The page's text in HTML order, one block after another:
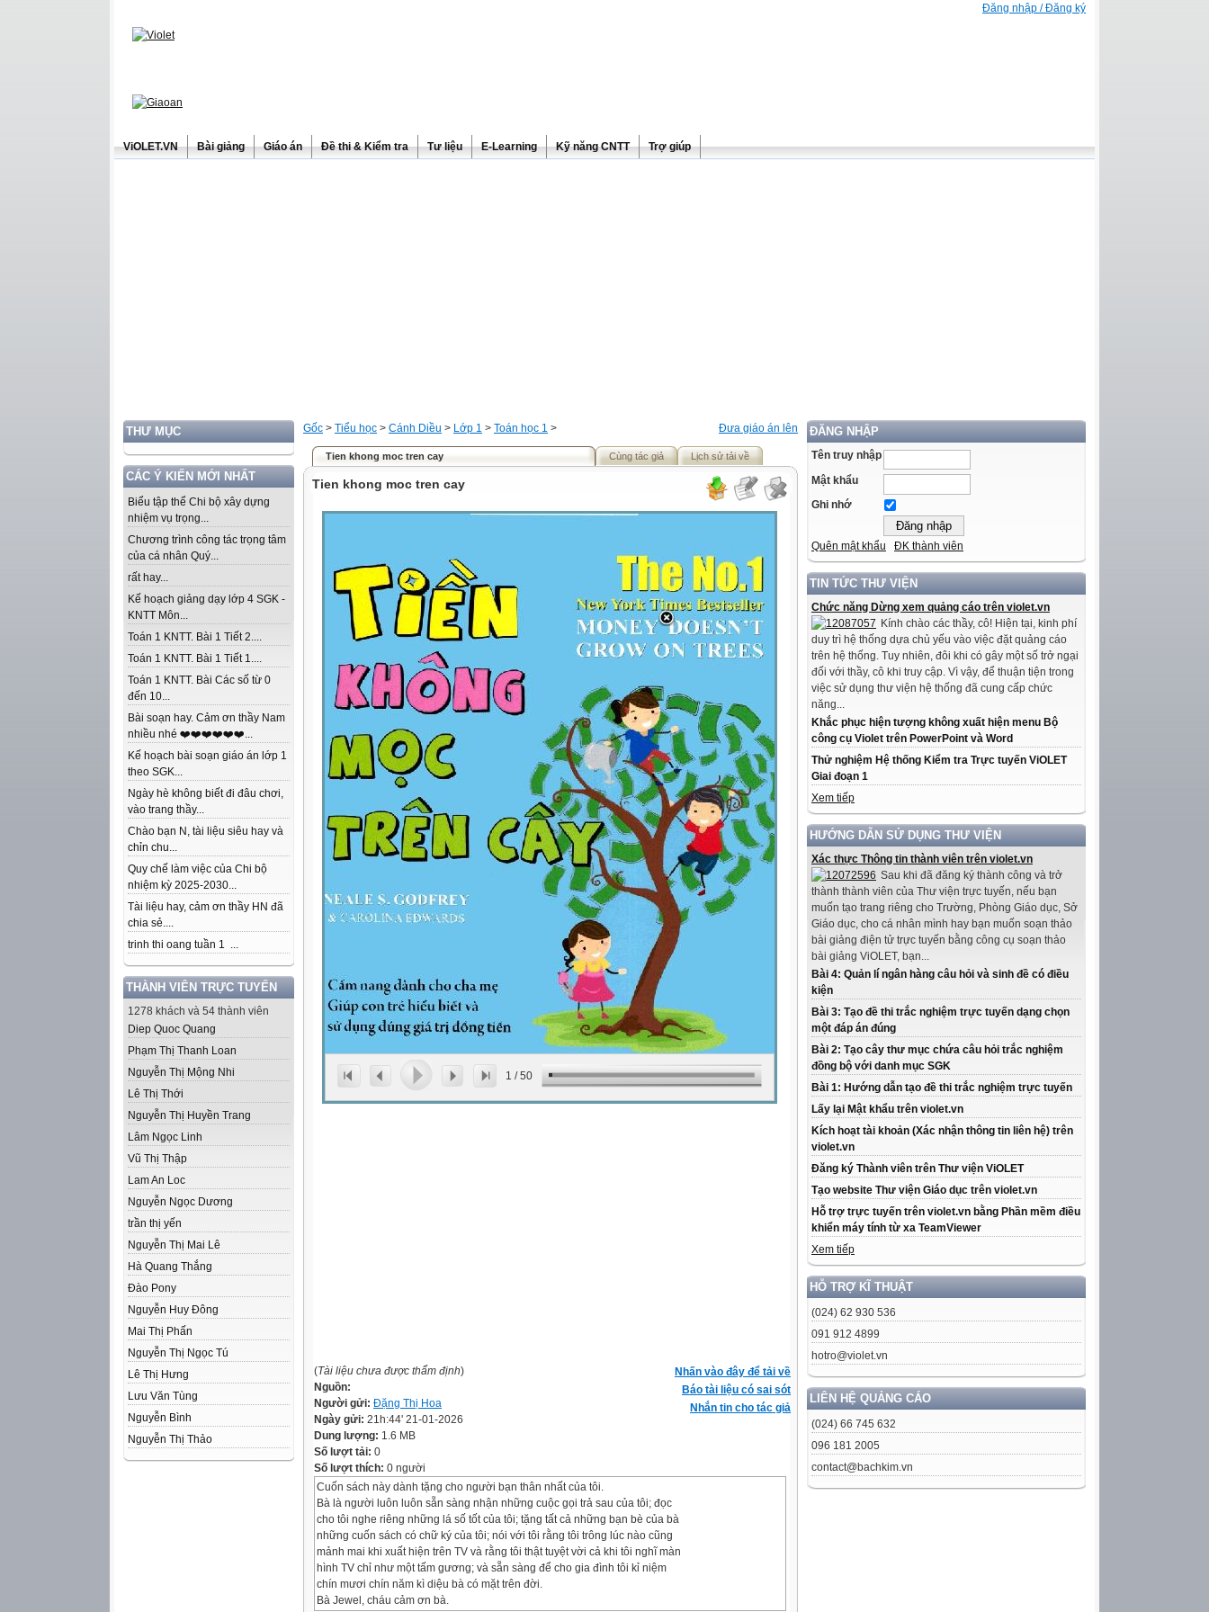
Đăng nhập / Đăng ký
ViOLET.VN Bài giảng Giáo án Đề thi & Kiểm tra Tư liệu E-Learning Kỹ năng CNTT Trợ giúp
THƯ MỤC
CÁC Ý KIẾN MỚI NHẤT
Biểu tập thể Chi bộ xây dựng
nhiệm vụ trọng...
Chương trình công tác trọng tâm
của cá nhân Quý...
rất hay...
Kế hoạch giảng dạy lớp 4 SGK -
KNTT Môn...
Toán 1 KNTT. Bài 1 Tiết 2....
Toán 1 KNTT. Bài 1 Tiết 1....
Toán 1 KNTT. Bài Các số từ 0
đến 10...
Bài soạn hay. Cảm ơn thầy Nam
nhiều nhé ❤️❤️❤️❤️❤️❤️...
Kế hoạch bài soạn giáo án lớp 1
theo SGK...
Ngày hè không biết đi đâu chơi,
vào trang thầy...
Chào bạn N, tài liệu siêu hay và
chỉn chu...
Quy chế làm việc của Chi bộ
nhiệm kỳ 2025-2030...
Tài liệu hay, cảm ơn thầy HN đã
chia sẻ....
trinh thi oang tuần 1 ...
THÀNH VIÊN TRỰC TUYẾN
1278 khách và 54 thành viên
Diep Quoc Quang
Phạm Thị Thanh Loan
Nguyễn Thị Mộng Nhi
Lê Thị Thới
Nguyễn Thị Huyền Trang
Lâm Ngọc Linh
Vũ Thị Thập
Lam An Loc
Nguyễn Ngọc Dương
trần thị yến
Nguyễn Thị Mai Lê
Hà Quang Thắng
Đào Pony
Nguyễn Huy Đông
Mai Thị Phấn
Nguyễn Thị Ngọc Tú
Lê Thị Hưng
Lưu Văn Tùng
Nguyễn Bình
Nguyễn Thị Thảo
ĐĂNG NHẬP
Tên truy nhập
Mật khẩu
Ghi nhớ
Quên mật khẩu ĐK thành viên
TIN TỨC THƯ VIỆN
Chức năng Dừng xem quảng cáo trên violet.vn
Kính chào các thầy, cô! Hiện tại, kinh phí
duy trì hệ thống dựa chủ yếu vào việc đặt quảng cáo
trên hệ thống. Tuy nhiên, đôi khi có gây một số trở ngại
đối với thầy, cô khi truy cập. Vì vậy, để thuận tiện trong
việc sử dụng thư viện hệ thống đã cung cấp chức
năng...
Khắc phục hiện tượng không xuất hiện menu Bộ
công cụ Violet trên PowerPoint và Word
Thử nghiệm Hệ thống Kiểm tra Trực tuyến ViOLET
Giai đoạn 1
Xem tiếp
HƯỚNG DẪN SỬ DỤNG THƯ VIỆN
Xác thực Thông tin thành viên trên violet.vn
Sau khi đã đăng ký thành công và trở
thành thành viên của Thư viện trực tuyến, nếu bạn
muốn tạo trang riêng cho Trường, Phòng Giáo dục, Sở
Giáo dục, cho cá nhân mình hay bạn muốn soạn thảo
bài giảng điện tử trực tuyến bằng công cụ soạn thảo
bài giảng ViOLET, bạn...
Bài 4: Quản lí ngân hàng câu hỏi và sinh đề có điều
kiện
Bài 3: Tạo đề thi trắc nghiệm trực tuyến dạng chọn
một đáp án đúng
Bài 2: Tạo cây thư mục chứa câu hỏi trắc nghiệm
đồng bộ với danh mục SGK
Bài 1: Hướng dẫn tạo đề thi trắc nghiệm trực tuyến
Lấy lại Mật khẩu trên violet.vn
Kích hoạt tài khoản (Xác nhận thông tin liên hệ) trên
violet.vn
Đăng ký Thành viên trên Thư viện ViOLET
Tạo website Thư viện Giáo dục trên violet.vn
Hỗ trợ trực tuyến trên violet.vn bằng Phần mềm điều
khiển máy tính từ xa TeamViewer
Xem tiếp
HỖ TRỢ KĨ THUẬT
(024) 62 930 536
091 912 4899
hotro@violet.vn
LIÊN HỆ QUẢNG CÁO
(024) 66 745 632
096 181 2005
contact@bachkim.vn
Đưa giáo án lên
Gốc > Tiểu học > Cánh Diều > Lớp 1 > Toán học 1 >
Tien khong moc tren cay Cùng tác giả Lịch sử tải về
Tien khong moc tren cay
1 /50
Nhấn vào đây để tải về
Báo tài liệu có sai sót
Nhắn tin cho tác giả
(Tài liệu chưa được thẩm định)
Nguồn:
Người gửi: Đặng Thị Hoa
Ngày gửi: 21h:44' 21-01-2026
Dung lượng: 1.6 MB
Số lượt tải: 0
Số lượt thích: 0 người
Cuốn sách này dành tặng cho người bạn thân nhất của tôi.
Bà là người luôn luôn sẵn sàng nhận những cuộc gọi trả sau của tôi; đọc
cho tôi nghe riêng những lá số tốt của tôi; tặng tất cả những bạn bè của bà
những cuốn sách có chữ ký của tôi; nói với tôi rằng tôi trông lúc nào cũng
mảnh mai khi xuất hiện trên TV và rằng tôi thật tuyệt vời cả khi tôi nghĩ màn
hình TV chỉ như một tấm gương; và sẵn sàng để cho gia đình tôi kỉ niệm
chín mươi chín năm kì diệu bà có mặt trên đời.
Bà Jewel, cháu cảm ơn bà.